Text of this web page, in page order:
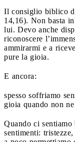
Il consiglio biblico
14,16). Non basta
lui. Devo anche
riconoscere
ammirarmi e a
pure la gioia.
E ancora:
spesso soffriamo
gioia quando non
Quando ci
sentimenti: